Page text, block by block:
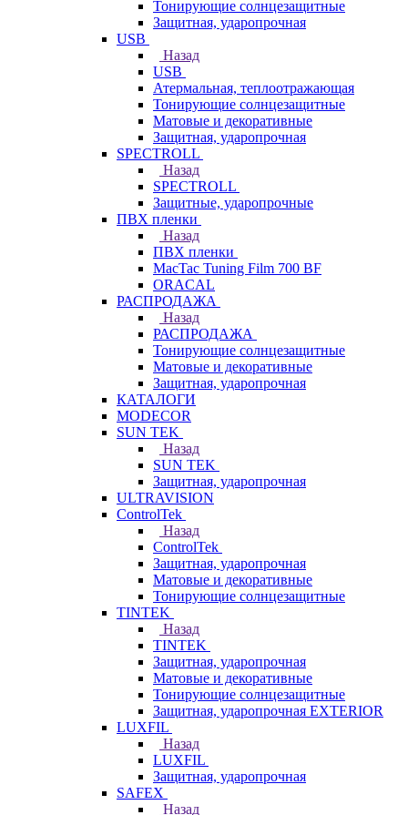
Тонирующие солнцезащитные
Защитная, ударопрочная
USB
Назад
USB
Атермальная, теплоотражающая
Тонирующие солнцезащитные
Матовые и декоративные
Защитная, ударопрочная
SPECTROLL
Назад
SPECTROLL
Защитные, ударопрочные
ПВХ пленки
Назад
ПВХ пленки
MacTac Tuning Film 700 BF
ORACAL
РАСПРОДАЖА
Назад
РАСПРОДАЖА
Тонирующие солнцезащитные
Матовые и декоративные
Защитная, ударопрочная
КАТАЛОГИ
MODECOR
SUN TEK
Назад
SUN TEK
Защитная, ударопрочная
ULTRAVISION
ControlTek
Назад
ControlTek
Защитная, ударопрочная
Матовые и декоративные
Тонирующие солнцезащитные
TINTEK
Назад
TINTEK
Защитная, ударопрочная
Матовые и декоративные
Тонирующие солнцезащитные
Защитная, ударопрочная EXTERIOR
LUXFIL
Назад
LUXFIL
Защитная, ударопрочная
SAFEX
Назад